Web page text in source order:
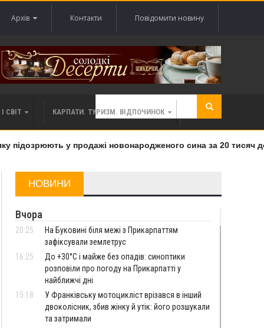
Архів Контакти Повідомити новину
СВІТ КАРПАТИ. ТУРИЗМ. ВІДПОЧИНОК
у продажі новонародженого сина за 20 тисяч
НОВИНИ
Вчора
20:25
На Буковині біля межі з Прикарпаттям
зафіксували землетрус
16:25
До +30°C і майже без опадів: синоптики
розповіли про погоду на Прикарпатті у
найближчі дні
15:18
У Франківську мотоцикліст врізався в інший
двоколісник, збив жінку й утік: його розшукали
та затримали